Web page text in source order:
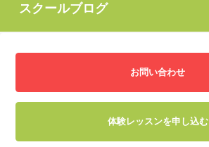
スクールブログ
お問い合わせ
体験レッスンを申し込む